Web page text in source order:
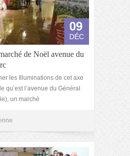
09
DÉC
de Noël avenue du
les Illuminations de cet axe
qu’est l’avenue du Général
un marché